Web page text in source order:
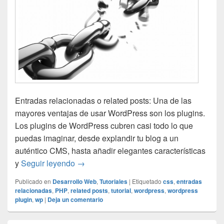
Entradas relacionadas o related posts: Una de las
mayores ventajas de usar WordPress son los plugins.
Los plugins de WordPress cubren casi todo lo que
puedas imaginar, desde explandir tu blog a un
auténtico CMS, hasta añadir elegantes características
ySeguir leyendo Cómo añadir entradas relacionadas en
→
Publicado en Desarrollo Web, Tutoriales | Etiquetado css, entradas
relacionadas, PHP, related posts, tutorial, wordpress, wordpress
plugin, wp | Deja un comentario